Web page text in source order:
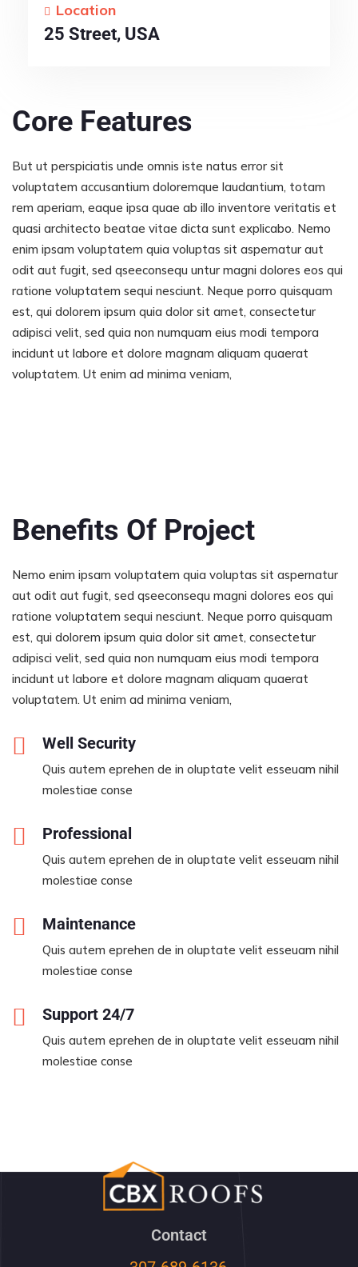
Location
25 Street, USA
Core Features
But ut perspiciatis unde omnis iste natus error sit
voluptatem accusantium doloremque laudantium, totam
rem aperiam, eaque ipsa quae ab illo inventore veritatis et
quasi architecto beatae vitae dicta sunt explicabo. Nemo
enim ipsam voluptatem quia voluptas sit aspernatur aut
odit aut fugit, sed qseeconsequ untur magni dolores eos qui
ratione voluptatem sequi nesciunt. Neque porro quisquam
est, qui dolorem ipsum quia dolor sit amet, consectetur
adipisci velit, sed quia non numquam eius modi tempora
incidunt ut labore et dolore magnam aliquam quaerat
voluptatem. Ut enim ad minima veniam,
Benefits Of Project
Nemo enim ipsam voluptatem quia voluptas sit aspernatur
aut odit aut fugit, sed qseeconsequ magni dolores eos qui
ratione voluptatem sequi nesciunt. Neque porro quisquam
est, qui dolorem ipsum quia dolor sit amet, consectetur
adipisci velit, sed quia non numquam eius modi tempora
incidunt ut labore et dolore magnam aliquam quaerat
voluptatem. Ut enim ad minima veniam,
Well Security
Quis autem eprehen de in oluptate velit esseuam nihil
molestiae conse
Professional
Quis autem eprehen de in oluptate velit esseuam nihil
molestiae conse
Maintenance
Quis autem eprehen de in oluptate velit esseuam nihil
molestiae conse
Support 24/7
Quis autem eprehen de in oluptate velit esseuam nihil
molestiae conse
Contact